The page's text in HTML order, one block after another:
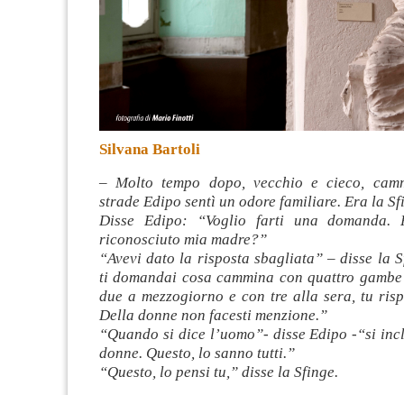
Silvana Bartoli
– Molto tempo dopo, vecchio e cieco,
strade Edipo sentì un odore familiare. Era la
Disse Edipo: “Voglio farti una domanda.
riconosciuto mia madre?”
“Avevi dato la risposta sbagliata” – disse la
ti domandai cosa cammina con quattro
due a mezzogiorno e con tre alla sera, tu
Della donne non facesti menzione.”
“Quando si dice l’uomo”- disse Edipo -“si
donne. Questo, lo sanno tutti.”
“Questo, lo pensi tu,” disse la Sfinge.